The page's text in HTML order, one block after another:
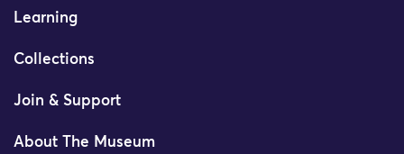
Learning
Collections
Join & Support
About The Museum